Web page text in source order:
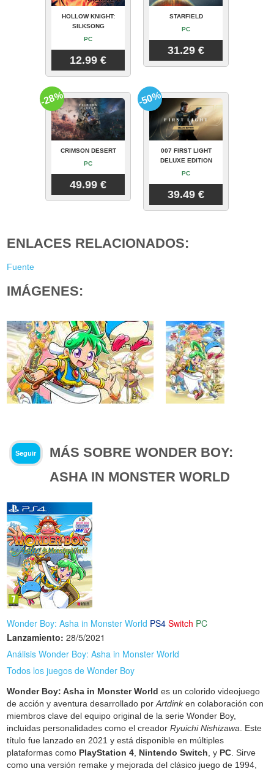
HOLLOW KNIGHT:
SILKSONG
PC
12.99 €
STARFIELD
PC
31.29 €
CRIMSON DESERT
PC
49.99 €
-28%
007 FIRST LIGHT
DELUXE EDITION
PC
39.49 €
-50%
ENLACES RELACIONADOS:
Fuente
IMÁGENES:
Seguir
MÁS SOBRE WONDER BOY:
ASHA IN MONSTER WORLD
Wonder Boy: Asha in Monster World PS4 Switch PC
Lanzamiento: 28/5/2021
Análisis Wonder Boy: Asha in Monster World
Todos los juegos de Wonder Boy
Wonder Boy: Asha in Monster World es un colorido videojuego
de acción y aventura desarrollado porArtdinken colaboración con
miembros clave del equipo original de la serie Wonder Boy,
incluidas personalidades como el creadorRyuichi Nishizawa. Este
título fue lanzado en 2021 y está disponible en múltiples
plataformas como PlayStation 4, Nintendo Switch, y PC. Sirve
como una versión remake y mejorada del clásico juego de 1994,